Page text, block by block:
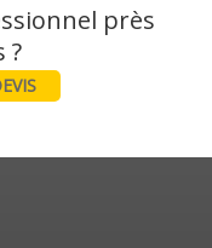
près